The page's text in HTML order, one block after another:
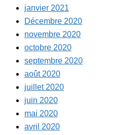
janvier 2021
Décembre 2020
novembre 2020
octobre 2020
septembre 2020
août 2020
juillet 2020
juin 2020
mai 2020
avril 2020